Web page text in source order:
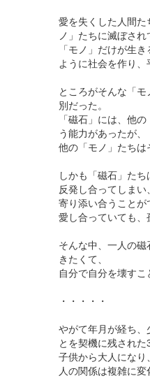
愛を失くした人間た
ノ」たちに滅ぼされ
「モノ」だけが生
ように社会を作り、
ところがそんな「
別だった。
「磁石」には、他
う能力があったが、
他の「モノ」たちは
しかも「磁石」た
反発し合ってしまい、
寄り添い合うことが
愛し合っていても、
そんな中、一人の
きたくて、
自分で自分を壊す
・・・・・
やがて年月が経ち、
とを契機に残された
子供から大人にな
人の関係は複雑に変